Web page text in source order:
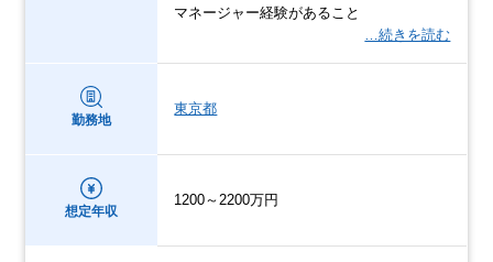
マネージャー経験があること
…続きを読む
勤務地
東京都
想定年収
1200～2200万円